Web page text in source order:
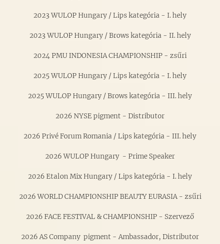
2023 WULOP Hungary / Lips kategória - I. hely
2023 WULOP Hungary / Brows kategória - II. hely
2024 PMU INDONESIA CHAMPIONSHIP - zsűri
2025 WULOP Hungary / Lips kategória - I. hely
2025 WULOP Hungary / Brows kategória - III. hely
2026 NYSE pigment - Distributor
2026 Privé Forum Romania / Lips kategória - III. hely
2026 WULOP Hungary - Prime Speaker
2026 Etalon Mix Hungary / Lips kategória - I. hely
2026 WORLD CHAMPIONSHIP BEAUTY EURASIA - zsűri
2026 FACE FESTIVAL & CHAMPIONSHIP - Szervező
2026 AS Company pigment - Ambassador, Distributor